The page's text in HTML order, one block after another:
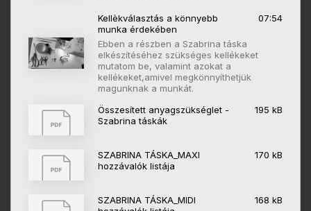
Kellèkválasztás a könnyebb
munka érdekében
07:54
Ebben a részben a Szabrina táska
elkészítéséhez szükséges kellékeket
mutatom be, valamint azokat a
kellékeket,amivel megkönnyíthetjük
magunknak a munkát.
Összesített anyagszükséglet -
Szabrina táskák
195 kB
SZABRINA TÁSKA_MAXI
hozzávalók listája
170 kB
SZABRINA TÁSKA_MIDI
168 kB